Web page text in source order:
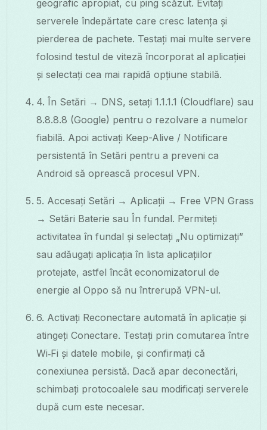
geografic apropiat, cu ping scăzut. Evitați
serverele îndepărtate care cresc latența și
pierderea de pachete. Testați mai multe servere
folosind testul de viteză încorporat al aplicației
și selectați cea mai rapidă opțiune stabilă.
4. În Setări → DNS, setați 1.1.1.1 (Cloudflare) sau
8.8.8.8 (Google) pentru o rezolvare a numelor
fiabilă. Apoi activați Keep-Alive / Notificare
persistentă în Setări pentru a preveni ca
Android să oprească procesul VPN.
5. Accesați Setări → Aplicații → Free VPN Grass
→ Setări Baterie sau În fundal. Permiteți
activitatea în fundal și selectați „Nu optimizați”
sau adăugați aplicația în lista aplicațiilor
protejate, astfel încât economizatorul de
energie al Oppo să nu întrerupă VPN-ul.
6. Activați Reconectare automată în aplicație și
atingeți Conectare. Testați prin comutarea între
Wi‑Fi și datele mobile, și confirmați că
conexiunea persistă. Dacă apar deconectări,
schimbați protocoalele sau modificați serverele
după cum este necesar.